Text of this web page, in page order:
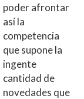
poder afrontar
así la
competencia
que supone la
ingente
cantidad de
novedades que